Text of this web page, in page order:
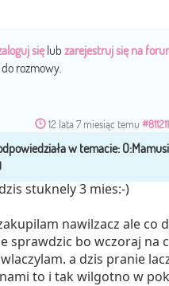
sięlub zarejestruj się na
rozmowy.
12 lata 7 miesiąc temu #811211
przezkalina
stuknely 3 mies:-)
nawilzacz ale co
sprawdzic bo wczoraj na
a dzis pranie
to i tak wilgotno w